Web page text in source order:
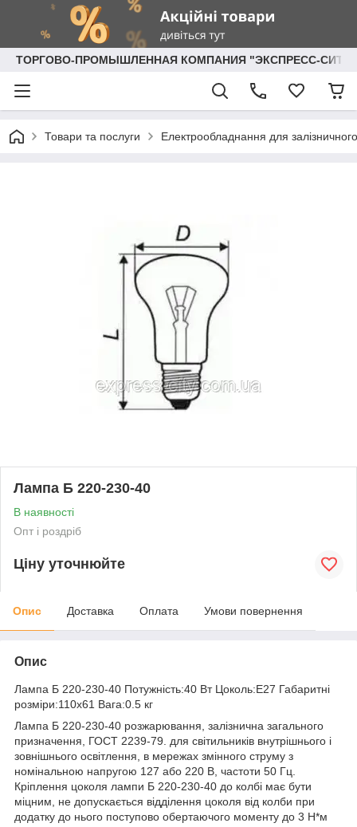
ТОРГОВО-ПРОМЫШЛЕННАЯ КОМПАНИЯ "ЭКСПРЕСС-СИТИ"
Товари та послуги Електрообладнання для
Лампа Б 220-230-40
В наявності
Опт і роздріб
Ціну уточнюйте
Опис Доставка Оплата Умови повернення
Опис
Лампа Б 220-230-40 Потужність:40 Вт Цоколь:Е27 Габаритні
розміри:110x61 Вага:0.5 кг
Лампа Б 220-230-40 розжарювання, залізнична загального
призначення, ГОСТ 2239-79. для світильників внутрішнього і
зовнішнього освітлення, в мережах змінного струму з
номінальною напругою 127 або 220 В, частоти 50 Гц.
Кріплення цоколя лампи Б 220-230-40 до колбі має бути
міцним, не допускається відділення цоколя від колби при
додатку до нього поступово обертаючого моменту до 3 Н*м